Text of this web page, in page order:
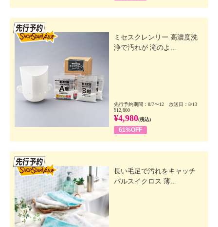
ミセスクレンリー 高濃度洗
浄で汚れが 滝のよ...
先行予約期間：8/7〜12 放送日：8/13
¥12,800
¥4,980(税込)
61%OFF
長い毛足で汚れをキャッチ
パルスイクロス 薄...